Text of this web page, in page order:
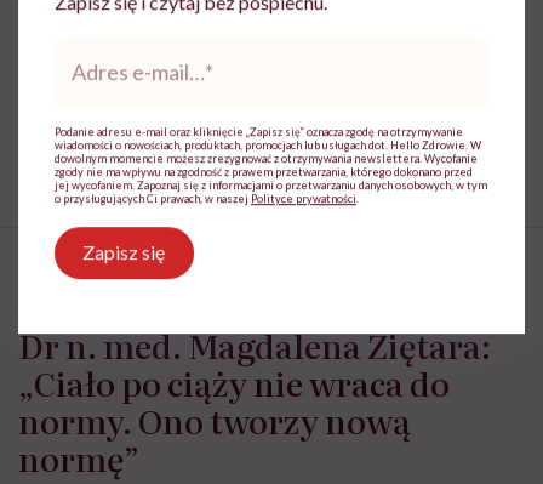
ciąża
Dr n. med. Magdalena Ziętara:
„Ciało po ciąży nie wraca do
normy. Ono tworzy nową
normę”
mail*
Podanie adresu e-mail oraz kliknięcie „Zapisz się” oznacza zgodę na otrzymywanie
wiadomości o nowościach, produktach, promocjach lub usługach dot. Hello Zdrowie. W
dowolnym momencie możesz zrezygnować z otrzymywania newslettera. Wycofanie
zgody nie ma wpływu na zgodność z prawem przetwarzania, którego dokonano przed
jej wycofaniem. Zapoznaj się z informacjami o przetwarzaniu danych osobowych, w tym
o przysługujących Ci prawach, w naszej Polityce prywatności
Zapisz się